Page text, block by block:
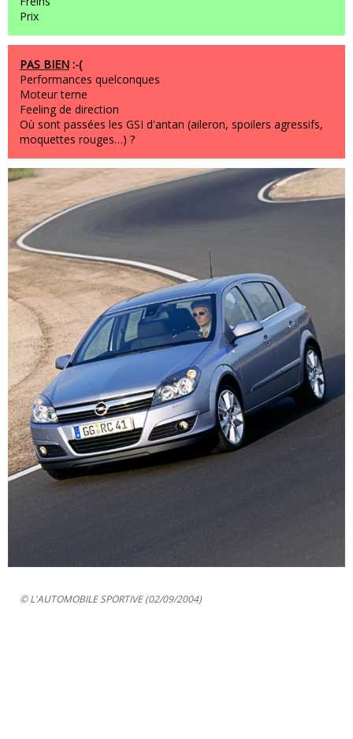
Prix
PAS BIEN :-(
Performances quelconques
Moteur terne
Feeling de direction
Où sont passées les GSI d'antan (aileron, spoilers agressifs,
moquettes rouges…) ?
© L'AUTOMOBILE SPORTIVE (02/09/2004)